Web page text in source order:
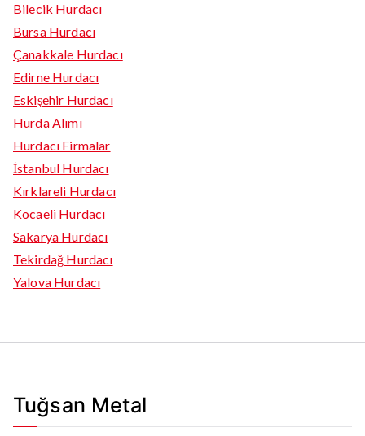
Bilecik Hurdacı
Bursa Hurdacı
Çanakkale Hurdacı
Edirne Hurdacı
Eskişehir Hurdacı
Hurda Alımı
Hurdacı Firmalar
İstanbul Hurdacı
Kırklareli Hurdacı
Kocaeli Hurdacı
Sakarya Hurdacı
Tekirdağ Hurdacı
Yalova Hurdacı
Tuğsan Metal